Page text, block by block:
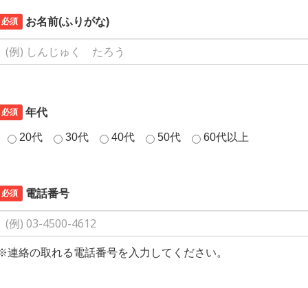
必須 お名前(ふりがな)
必須 年代
20代 30代 40代 50代 60代以上
必須 電話番号
連絡の取れる電話番号を入力してください。